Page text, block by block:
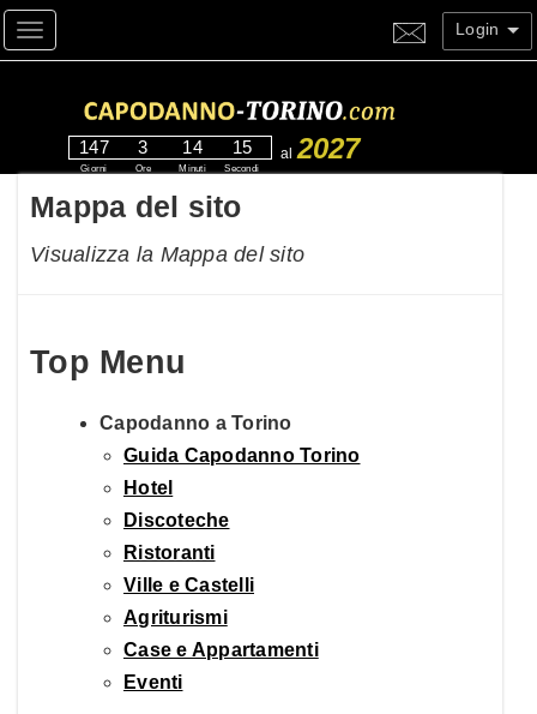
Toggle navigation Login
147
Giorni
3
Ore
14
Minuti
14
Secondi
al 2027
Mappa del sito
Visualizza la Mappa del sito
Top Menu
Capodanno a Torino
Guida Capodanno Torino
Hotel
Discoteche
Ristoranti
Ville e Castelli
Agriturismi
Case e Appartamenti
Eventi